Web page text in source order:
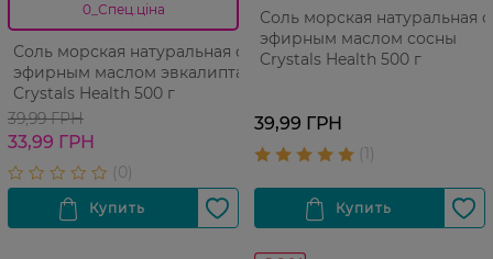
0_Спец.ціна
Соль морская натуральная с
эфирным маслом эвкалипта
Crystals Health 500 г
39,99 ГРН
33,99 ГРН
Соль морская натуральная с
эфирным маслом сосны
Crystals Health 500 г
39,99 ГРН